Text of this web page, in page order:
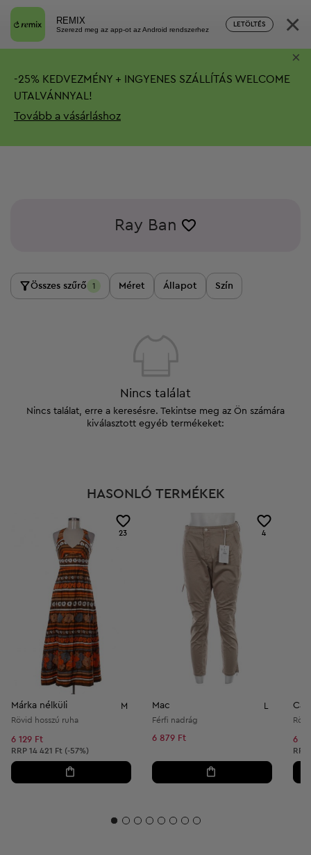
REMIX
Szerezd meg az app-ot az Android rendszerhez
LETÖLTÉS ×
-25% KEDVEZMÉNY + INGYENES SZÁLLÍTÁS WELCOME
UTALVÁNNYAL!
Tovább a vásárláshoz
×
Ray Ban
Összes szűrő 1 Méret Állapot Szín
Nincs találat
Nincs találat, erre a keresésre. Tekintse meg az Ön számára
kiválasztott egyéb termékeket:
HASONLÓ TERMÉKEK
23
Márka nélküli M
Rövid hosszú ruha
6 129 Ft
Ajánlott ár:
RRP 14 421 Ft (-57%)
4
Mac L
Férfi nadrág
6 879 Ft 6
RRP